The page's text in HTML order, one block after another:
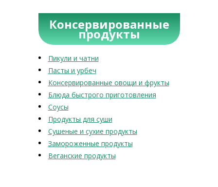
Консервированные
продукты
Пикули и чатни
Пасты и урбеч
Консервированные овощи и фрукты
Блюда быстрого приготовления
Соусы
Продукты для суши
Сушеные и сухие продукты
Замороженные продукты
Веганские продукты